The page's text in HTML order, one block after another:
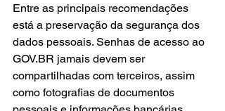
Entre as principais recomendações
está a preservação da segurança dos
dados pessoais. Senhas de acesso ao
GOV.BR jamais devem ser
compartilhadas com terceiros, assim
como fotografias de documentos